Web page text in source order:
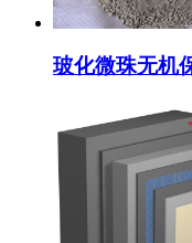
玻化微珠无机